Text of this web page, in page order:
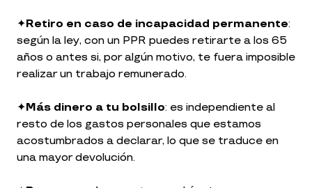
✦Retiro en caso de incapacidad permanente:
según la ley, con un PPR puedes retirarte a los 65
años o antes si, por algún motivo, te fuera imposible
realizar un trabajo remunerado.
✦Más dinero a tu bolsillo: es independiente al
resto de los gastos personales que estamos
acostumbrados a declarar, lo que se traduce en
una mayor devolución.